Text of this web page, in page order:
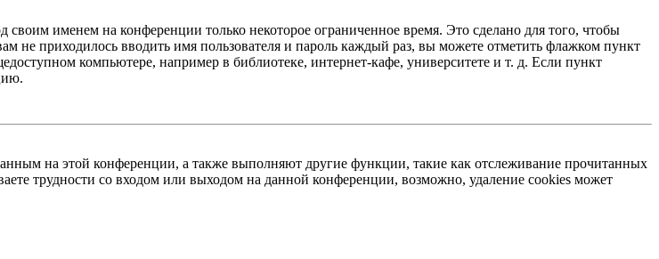
своим именем на конференции только некоторое ограниченное время. Это сделано для того, чтобы
не приходилось вводить имя пользователя и пароль каждый раз, вы можете отметить флажком пункт
компьютере, например в библиотеке, интернет-кафе, университете и т. д. Если пункт
на этой конференции, а также выполняют другие функции, такие как отслеживание прочитанных
трудности со входом или выходом на данной конференции, возможно, удаление cookies может